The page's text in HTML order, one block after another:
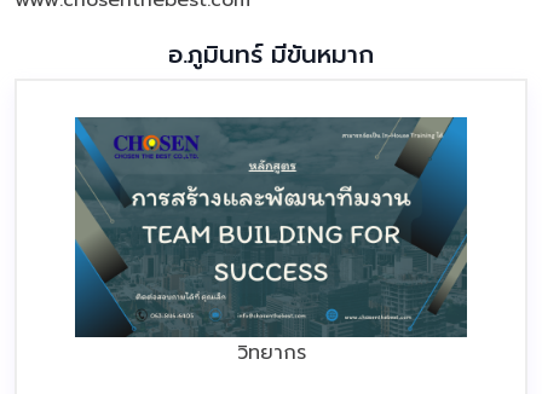
อ.ภูมินทร์ มีขันหมาก
วิทยากร